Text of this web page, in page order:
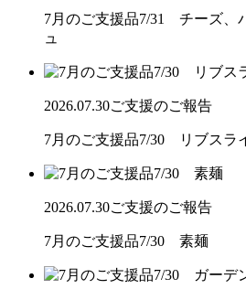
7月のご支援品7/31 チーズ、
ュ
2026.07.30ご支援のご報告
7月のご支援品7/30 リブスラ
2026.07.30ご支援のご報告
7月のご支援品7/30 素麺